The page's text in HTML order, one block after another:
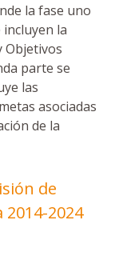
la fase uno
la
Objetivos
parte se
las
asociadas
de la
de
2024